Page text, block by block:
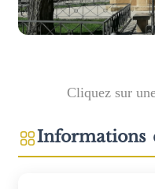
Cliquez sur
Informations